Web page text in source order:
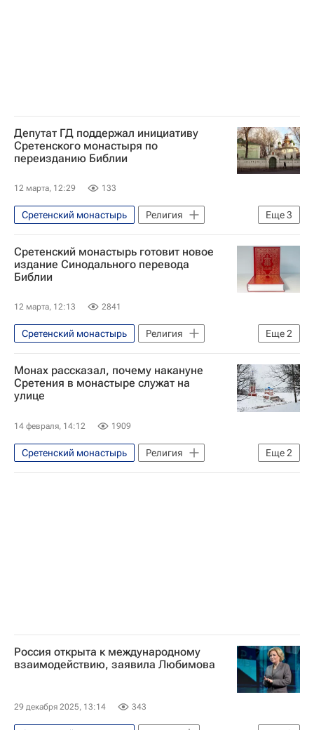
Депутат ГД поддержал инициативу
Сретенского монастыря по
переизданию Библии
12 марта, 12:29 133
Еще3
Сретенский монастырь
Религия
Россия
Николай Бурляев
Госдума РФ
Сретенский монастырь готовит новое
издание Синодального перевода
Библии
12 марта, 12:13 2841
Еще2
Сретенский монастырь
Религия
Россия
Москва
Монах рассказал, почему накануне
Сретения в монастыре служат на
улице
14 февраля, 14:12 1909
Еще2
Сретенский монастырь
Религия
Иисус Христос
Россия открыта к международному
взаимодействию, заявила Любимова
29 декабря 2025, 13:14 343